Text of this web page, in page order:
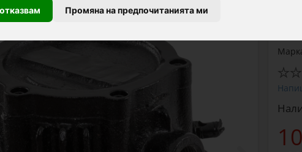
Промяна на предпочитанията ми